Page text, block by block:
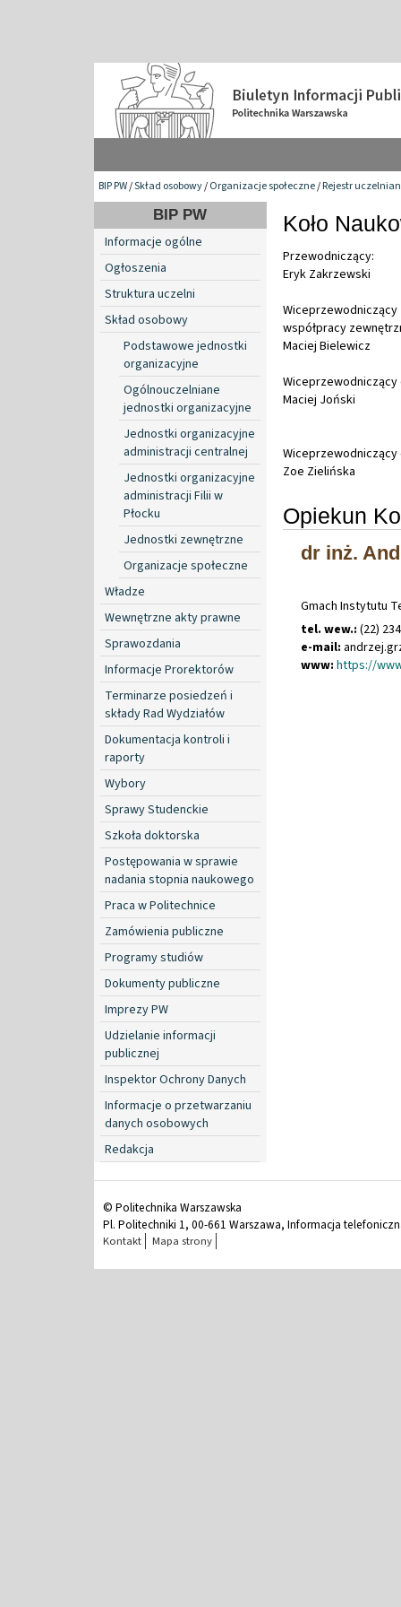
BIP PW/Skład osobowy/Organizacje społeczne/Rejestr
BIP PW
Informacje ogólne
Ogłoszenia
Struktura uczelni
Skład osobowy
Podstawowe jednostki
organizacyjne
Ogólnouczelniane
jednostki organizacyjne
Jednostki organizacyjne
administracji centralnej
Jednostki organizacyjne
administracji Filii w
Płocku
Jednostki zewnętrzne
Organizacje społeczne
Władze
Wewnętrzne akty prawne
Sprawozdania
Informacje Prorektorów
Terminarze posiedzeń i
składy Rad Wydziałów
Dokumentacja kontroli i
raporty
Wybory
Sprawy Studenckie
Szkoła doktorska
Postępowania w sprawie
nadania stopnia naukowego
Praca w Politechnice
Zamówienia publiczne
Programy studiów
Dokumenty publiczne
Imprezy PW
Udzielanie informacji
publicznej
Inspektor Ochrony Danych
Informacje o przetwarzaniu
danych osobowych
Redakcja
Koło
Przewodniczący:
Eryk Zakrzewski
współpracy
Maciej Bielewicz
Maciej Joński
Wiceprzewodniczący
Zoe Zielińska
Opiekun
dr inż.
Gmach Instytutu
tel. wew.: (22)
e-mail: andrzej.
www: https://
© Politechnika Warszawska
Pl. Politechniki 1, 00-661 Warszawa, Informacja
Kontakt Mapa strony